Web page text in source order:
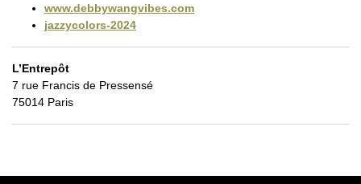
www.debbywangvibes.com
jazzycolors-2024
L’Entrepôt
7 rue Francis de Pressensé
75014 Paris